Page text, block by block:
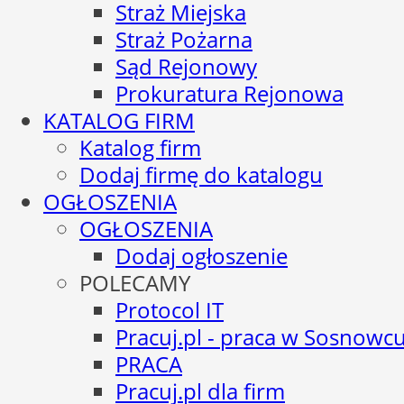
Straż Miejska
Straż Pożarna
Sąd Rejonowy
Prokuratura Rejonowa
KATALOG FIRM
Katalog firm
Dodaj firmę do katalogu
OGŁOSZENIA
OGŁOSZENIA
Dodaj ogłoszenie
POLECAMY
Protocol IT
Pracuj.pl - praca w
PRACA
Pracuj.pl dla firm